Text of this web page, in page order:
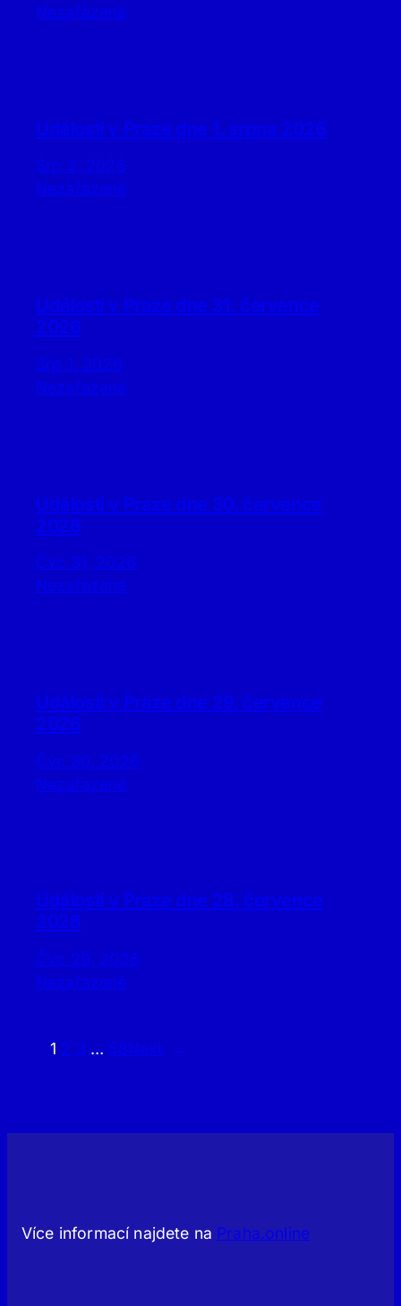
Nezařazené
Události v Praze dne 1. srpna 2026
Srp 2, 2026
Nezařazené
Události v Praze dne 31. července
2026
Srp 1, 2026
Nezařazené
Události v Praze dne 30. července
2026
Čvc 31, 2026
Nezařazené
Události v Praze dne 29. července
2026
Čvc 30, 2026
Nezařazené
Události v Praze dne 28. července
2026
Čvc 29, 2026
Nezařazené
1 2 3 … 58Next →
Více informací najdete na Praha.online